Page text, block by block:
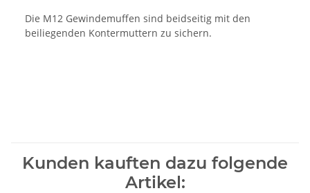
Die M12 Gewindemuffen sind beidseitig mit den
beiliegenden Kontermuttern zu sichern.
Kunden kauften dazu folgende
Artikel: